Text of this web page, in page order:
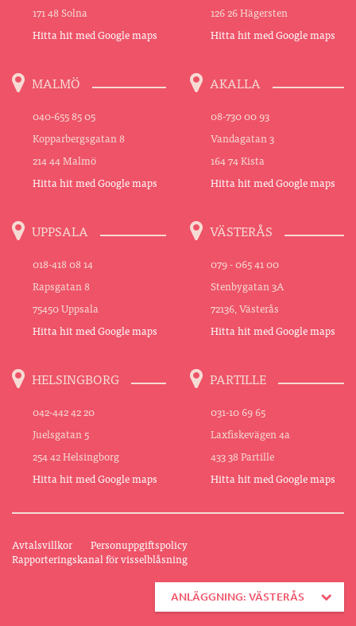
171 48 Solna
Hitta hit med Google maps
126 26 Hägersten
Hitta hit med Google maps
MALMÖ
040-655 85 05
Kopparbergsgatan 8
214 44 Malmö
Hitta hit med Google maps
AKALLA
08-730 00 93
Vandagatan 3
164 74 Kista
Hitta hit med Google maps
UPPSALA
018-418 08 14
Rapsgatan 8
75450 Uppsala
Hitta hit med Google maps
VÄSTERÅS
079 - 065 41 00
Stenbygatan 3A
72136, Västerås
Hitta hit med Google maps
HELSINGBORG
042-442 42 20
Juelsgatan 5
254 42 Helsingborg
Hitta hit med Google maps
PARTILLE
031-10 69 65
Laxfiskevägen 4a
433 38 Partille
Hitta hit med Google maps
Avtalsvillkor
Personuppgiftspolicy
Rapporteringskanal för visselblåsning
ANLÄGGNING: VÄSTERÅS